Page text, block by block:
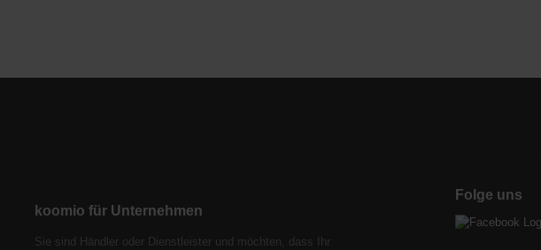
koomio für Unternehmen
Sie sind Händler oder Dienstleister und möchten, dass Ihr
Folge uns